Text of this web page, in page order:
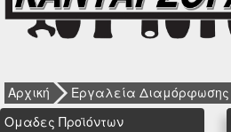
Αρχική Εργαλεία Διαμόρφωσης
Oμαδες Προϊόντων